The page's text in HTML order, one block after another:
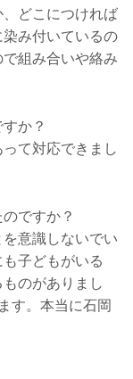
どこにつければ
み付いているの
組み合いや絡み
か？
て対応できまし
ですか？
意識しないでい
子どもがいる
のがありまし
す。本当に石岡